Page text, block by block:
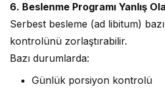
6. Beslenme Programı Yanlış
Serbest besleme (ad libitum)
kontrolünü zorlaştırabilir.
Bazı durumlarda:
Günlük porsiyon kontrolü